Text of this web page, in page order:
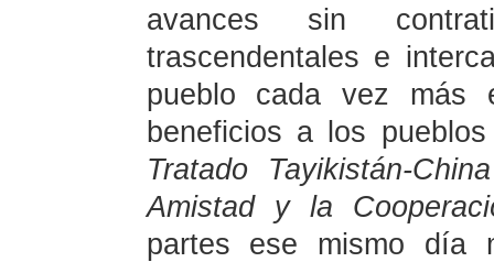
avances sin
trascendentales e
pueblo cada vez más
beneficios a los
Tratado Tayikistán-
Amistad y la
partes ese mismo día